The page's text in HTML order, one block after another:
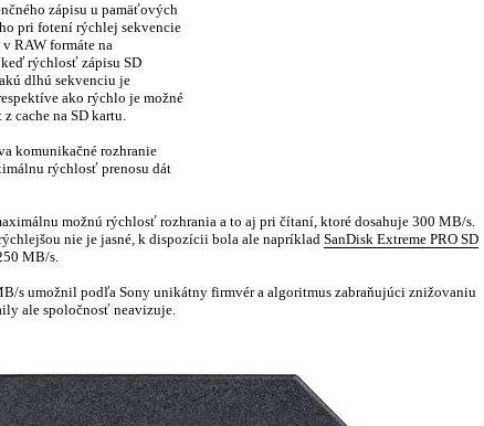
zápisu u pamäťových
pri fotení rýchlej sekvencie
RAW formáte na
rýchlosť zápisu SD
dlhú sekvenciu je
ako rýchlo je možné
cache na SD kartu.
komunikačné rozhranie
rýchlosť prenosu dát
možnú rýchlosť rozhrania a to aj pri čítaní, ktoré dosahuje 300 MB/s.
nie je jasné, k dispozícii bola ale napríklad SanDisk Extreme PRO SD
MB/s.
s umožnil podľa Sony unikátny firmvér a algoritmus zabraňujúci znižovaniu
ale spoločnosť neavizuje.